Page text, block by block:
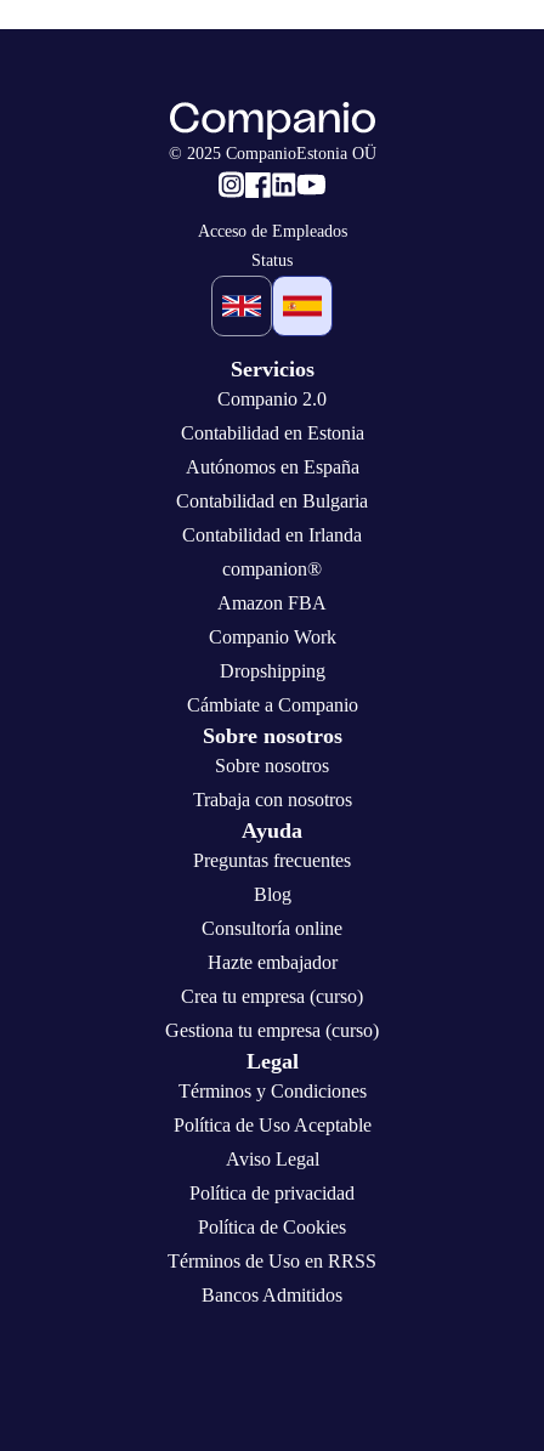
© 2025 CompanioEstonia OÜ
Acceso de Empleados
Status
Servicios
Companio 2.0
Contabilidad en Estonia
Autónomos en España
Contabilidad en Bulgaria
Contabilidad en Irlanda
companion®
Amazon FBA
Companio Work
Dropshipping
Cámbiate a Companio
Sobre nosotros
Sobre nosotros
Trabaja con nosotros
Ayuda
Preguntas frecuentes
Blog
Consultoría online
Hazte embajador
Crea tu empresa (curso)
Gestiona tu empresa (curso)
Legal
Términos y Condiciones
Política de Uso Aceptable
Aviso Legal
Política de privacidad
Política de Cookies
Términos de Uso en RRSS
Bancos Admitidos